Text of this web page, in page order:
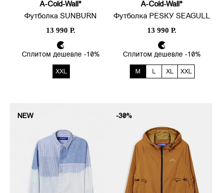
A-Cold-Wall*
Футболка SUNBURN
13 990 Р.
Сплитом дешевле -10%
XXL
A-Cold-Wall*
Футболка РЕSКУ SEAGULL
13 990 Р.
Сплитом дешевле -10%
M L XL XXL
NEW -30%